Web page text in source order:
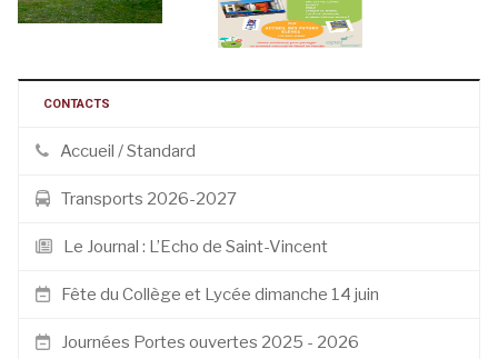
CONTACTS
Accueil / Standard
Transports 2026-2027
Le Journal : L’Echo de Saint-Vincent
Fête du Collège et Lycée dimanche 14 juin
Journées Portes ouvertes 2025 - 2026